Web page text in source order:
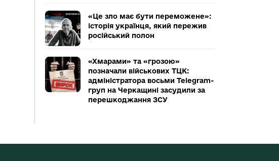
«Це зло має бути переможене»:
історія українця, який пережив
російський полон
«Хмарами» та «грозою»
позначали військових ТЦК:
адміністратора восьми Telegram-
груп на Черкащині засудили за
перешкоджання ЗСУ